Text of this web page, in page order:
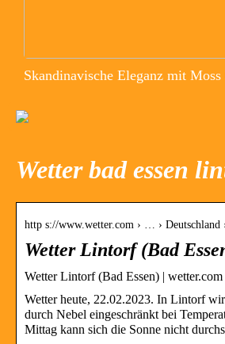
Skandinavische Eleganz mit Moss
Wetter bad essen
http s://www.wetter.com › … › Deutschland
Wetter Lintorf (Bad
Wetter Lintorf (Bad Essen) | wetter.com
Wetter heute, 22.02.2023. In Lintorf
durch Nebel eingeschränkt bei
Mittag kann sich die Sonne nicht